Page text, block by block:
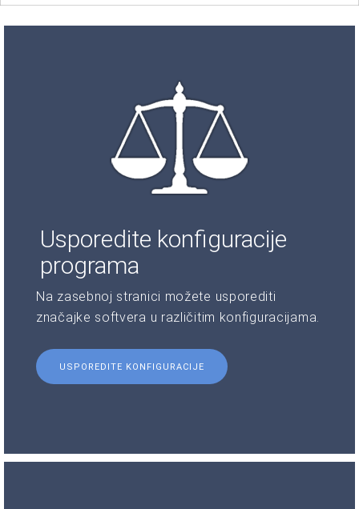
Usporedite konfiguracije
programa
Na zasebnoj stranici možete usporediti
značajke softvera u različitim konfiguracijama.
USPOREDITE KONFIGURACIJE